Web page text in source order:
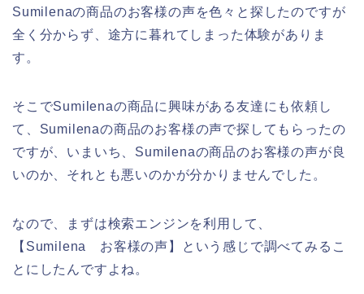
Sumilenaの商品のお客様の声を色々と探したのですが
全く分からず、途方に暮れてしまった体験がありま
す。
そこでSumilenaの商品に興味がある友達にも依頼し
て、Sumilenaの商品のお客様の声で探してもらったの
ですが、いまいち、Sumilenaの商品のお客様の声が良
いのか、それとも悪いのかが分かりませんでした。
なので、まずは検索エンジンを利用して、
【Sumilena お客様の声】という感じで調べてみるこ
とにしたんですよね。